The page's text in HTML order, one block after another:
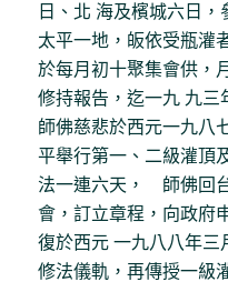
日、北 海及檳城六日
太平一地，皈依受瓶灌
於每月初十聚集會供，
修持報告，迄一九 九
師佛慈悲於西元一九八
平舉行第一、二級灌頂
法一連六天， 師佛回
會，訂立章程，向政
復於西元 一九八八年三
修法儀軌，再傳授一級